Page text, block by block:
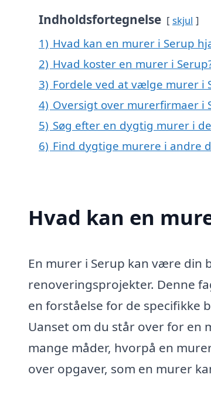
Indholdsfortegnelse skjul
1) Hvad kan en murer i Serup
2) Hvad koster en murer i
3) Fordele ved at vælge murer i
4) Oversigt over murerfirmaer i
5) Søg efter en dygtig murer i
6) Find dygtige murere i andre
Hvad kan en
En murer i Serup kan være din
renoveringsprojekter. Denne
en forståelse for de specifikke
Uanset om du står over for en
mange måder, hvorpå en
over opgaver, som en murer